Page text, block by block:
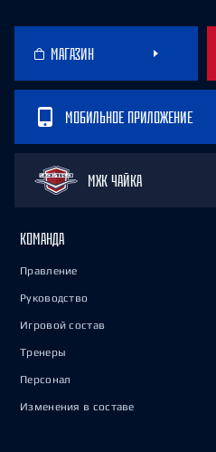
МАГАЗИН
МОБИЛЬНОЕ ПРИЛОЖЕНИЕ
МХК ЧАЙКА
КОМАНДА
Правление
Руководство
Игровой состав
Тренеры
Персонал
Изменения в составе